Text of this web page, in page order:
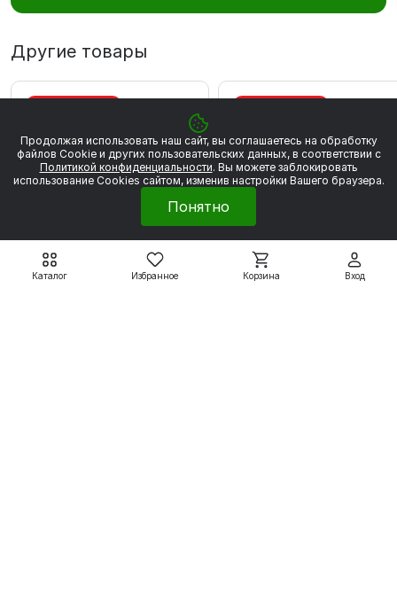
Каталог Избранное Корзина Вход
Другие товары
Продолжая использовать наш сайт, вы соглашаетесь на обработку
файлов Сookie и других пользовательских данных, в соответствии с
Политикой конфиденциальности. Вы можете заблокировать
использование Cookies сайтом, изменив настройки Вашего браузера.
Понятно